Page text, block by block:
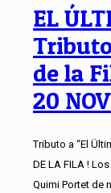
EL
de la
20
Tributo a “El
DE LA FILA !
Quimi Portet de